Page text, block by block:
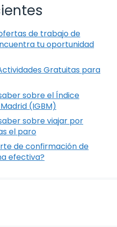
de trabajo de
tu oportunidad
Gratuitas para
sobre el Índice
(IGBM)
sobre viajar por
el paro
de confirmación de
efectiva?